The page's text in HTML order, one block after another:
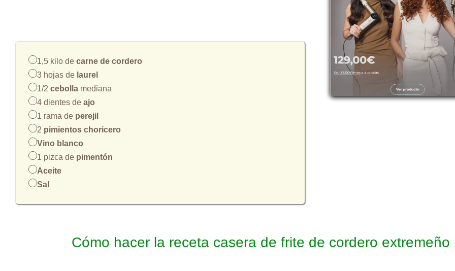
1,5 kilo de carne de cordero
3 hojas de laurel
1/2 cebolla mediana
4 dientes de ajo
1 rama de perejil
2 pimientos choricero
Vino blanco
1 pizca de pimentón
Aceite
Sal
Cómo hacer la receta casera de frite de cordero